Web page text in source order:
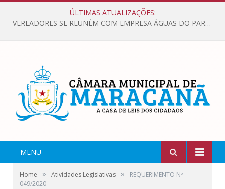
ÚLTIMAS ATUALIZAÇÕES:
VEREADORES SE REUNÉM COM EMPRESA ÁGUAS DO PARÁ, PARA APRESENTAR REIVINDICAÇÕES E MELHORIAS NA QUALIDADE DOS SERVIÇOS OFERECIDOS Á POPULAÇÃO.
MENU
Home » Atividades Legislativas »
REQUERIMENTO Nº
049/2020